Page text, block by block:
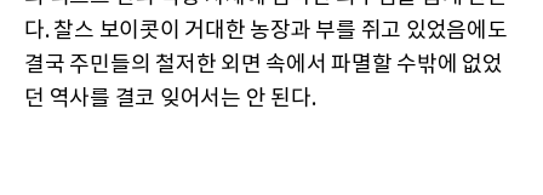
다. 찰스 보이콧이 거대한 농장과 부를 쥐고 있었음에도
결국 주민들의 철저한 외면 속에서 파멸할 수밖에 없었
던 역사를 결코 잊어서는 안 된다.